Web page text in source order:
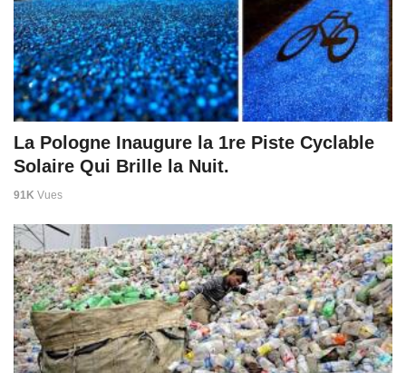
La Pologne Inaugure la 1re Piste Cyclable
Solaire Qui Brille la Nuit.
91K Vues